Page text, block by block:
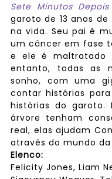
Sete Minutos
garoto de 13 anos
na vida. Seu pai é
um câncer em fase
e ele é maltratado
entanto, todas as
sonho, com uma
contar histórias
histórias do garoto.
árvore tenham
real, elas ajudam
através do mundo
Elenco:
Felicity Jones, Liam